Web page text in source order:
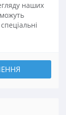
наших